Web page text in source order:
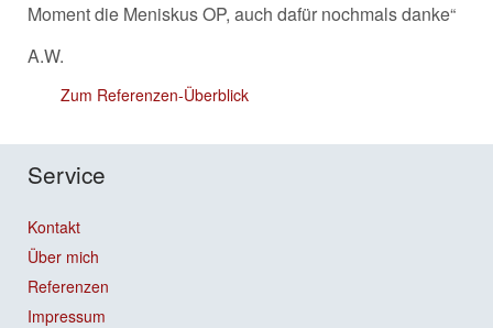
Moment die Meniskus OP, auch dafür nochmals danke“
A.W.
Zum Referenzen-Überblick
Service
Kontakt
Über mich
Referenzen
Impressum